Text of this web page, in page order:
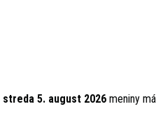
streda 5. august 2026 meniny má